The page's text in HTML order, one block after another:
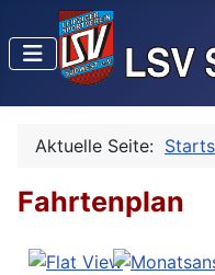
Aktuelle Seite:
Fahrtenplan